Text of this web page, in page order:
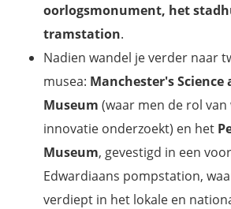
oorlogsmonument, het
tramstation.
Nadien wandel je verder naar
musea: Manchester's
Museum (waar men de rol
innovatie onderzoekt) en het
Museum, gevestigd in een
Edwardiaans pompstation,
verdiept in het lokale en